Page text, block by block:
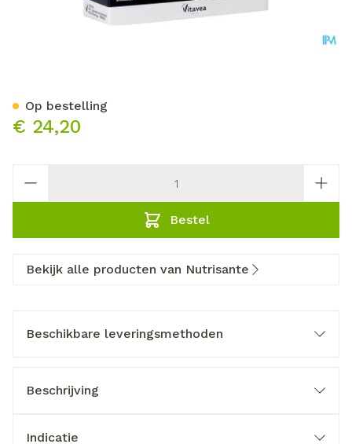
€ 24,20
Bestel
Op bestelling
Bekijk alle producten van Nutrisante
Beschikbare leveringsmethoden
Beschrijving
Indicatie